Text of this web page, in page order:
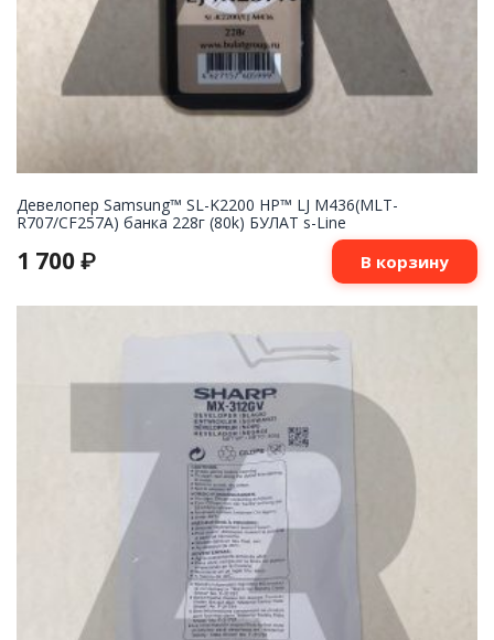
Девелопер Samsung™ SL-K2200 HP™ LJ M436(MLT-
R707/CF257A) банка 228г (80k) БУЛАТ s-Line
1 700 ₽ В корзину